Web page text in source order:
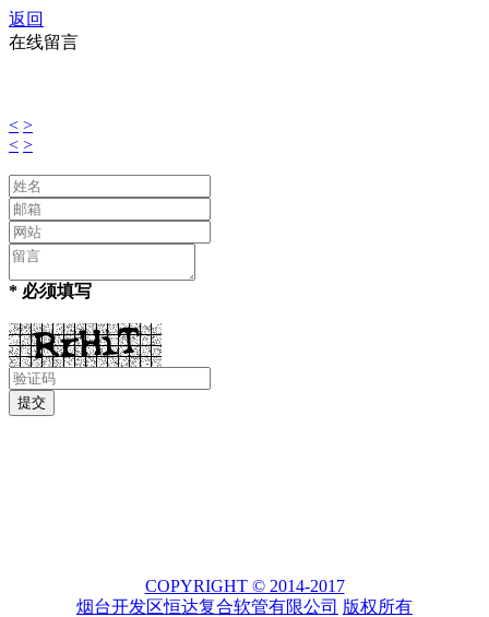
返回
在线留言
< >
< >
* 必须填写
COPYRIGHT © 2014-2017
烟台开发区恒达复合软管有限公司 版权所有